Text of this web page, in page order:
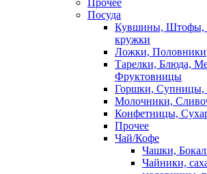
Прочее
Посуда
Кувшины, Штофы,
кружки
Ложки, Половники
Тарелки, Блюда,
Фруктовницы
Горшки, Супницы,
Молочники,
Конфетницы,
Прочее
Чай/Кофе
Чашки,
Чайники,